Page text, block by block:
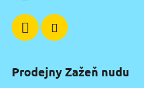
Prodejny Zažeň nudu